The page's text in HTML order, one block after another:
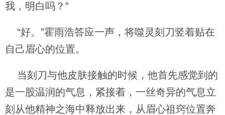
我，明白吗？”
“好。”霍雨浩答应一声，将噬灵刻刀竖着贴在
自己眉心的位置。
当刻刀与他皮肤接触的时候，他首先感觉到的
是一股温润的气息，紧接着，一丝奇异的气息立
刻从他精神之海中释放出来，从眉心祖窍位置奔